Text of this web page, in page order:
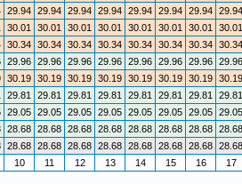
29.94 29.94 29.94 29.94 29.94 29.94 29.94 29.94
30.01 30.01 30.01 30.01 30.01 30.01 30.01 30.01
30.34 30.34 30.34 30.34 30.34 30.34 30.34 30.34
29.96 29.96 29.96 29.96 29.96 29.96 29.96 29.96
30.19 30.19 30.19 30.19 30.19 30.19 30.19 30.19
29.81 29.81 29.81 29.81 29.81 29.81 29.81 29.81
29.05 29.05 29.05 29.05 29.05 29.05 29.05 29.05
28.68 28.68 28.68 28.68 28.68 28.68 28.68 28.68
28.68 28.68 28.68 28.68 28.68 28.68 28.68 28.68
10 11 12 13 14 15 16 17